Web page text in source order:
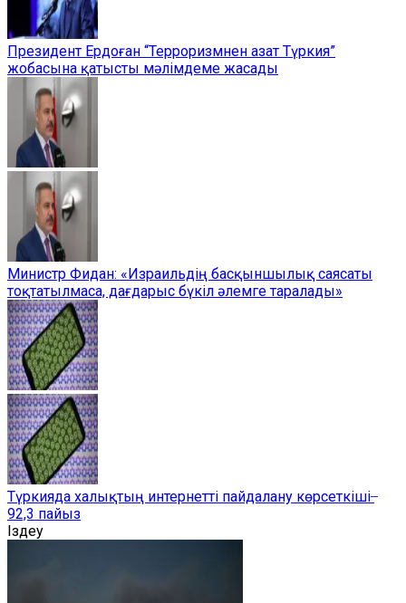
Президент Ердоған “Терроризмнен азат Түркия”
жобасына қатысты мәлімдеме жасады
Министр Фидан: «Израильдің басқыншылық саясаты
тоқтатылмаса, дағдарыс бүкіл әлемге таралады»
Түркияда халықтың интернетті пайдалану көрсеткіші ̶
92,3 пайыз
Іздеу